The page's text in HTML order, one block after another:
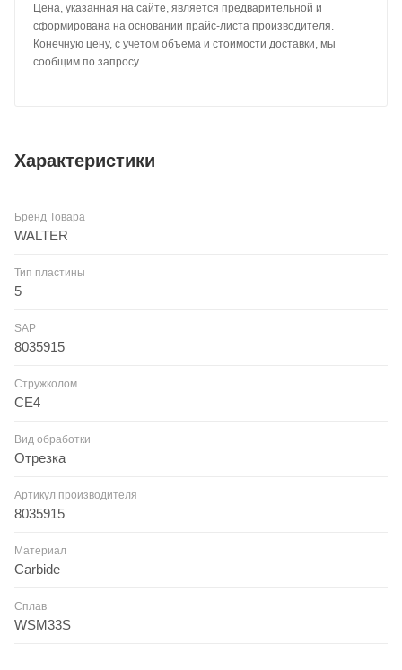
Цена, указанная на сайте, является предварительной и
сформирована на основании прайс-листа производителя.
Конечную цену, с учетом объема и стоимости доставки, мы
сообщим по запросу.
Характеристики
Бренд Товара
WALTER
Тип пластины
5
SAP
8035915
Стружколом
CE4
Вид обработки
Отрезка
Артикул производителя
8035915
Материал
Carbide
Сплав
WSM33S